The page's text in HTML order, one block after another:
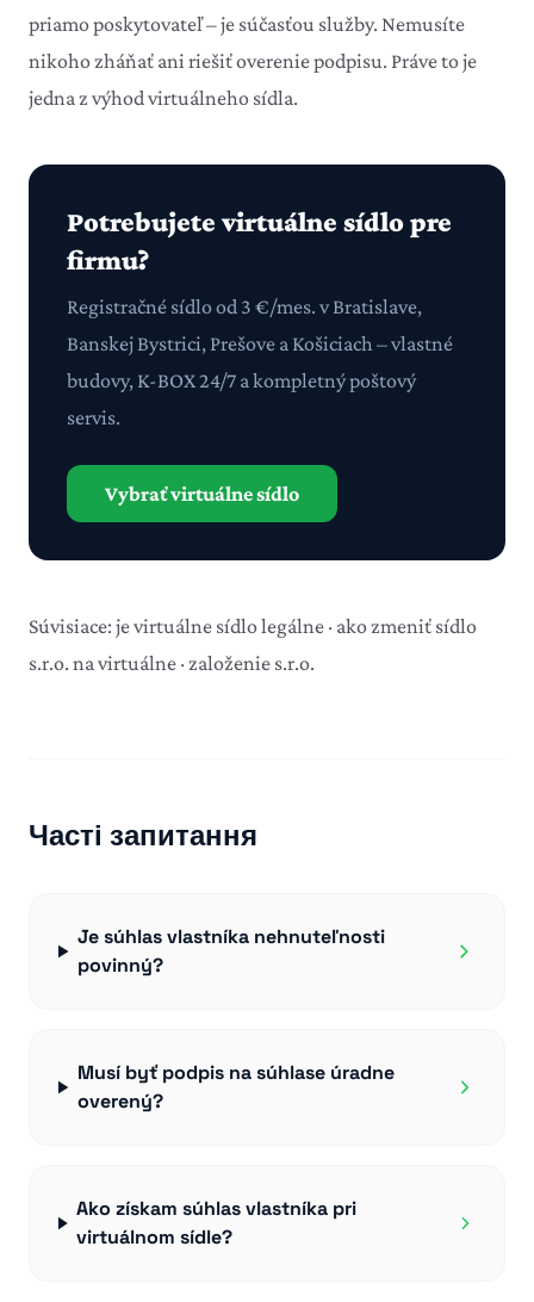
priamo poskytovateľ – je súčasťou služby. Nemusíte
nikoho zháňať ani riešiť overenie podpisu. Práve to je
jedna z výhodvirtuálneho sídla.
Potrebujete virtuálne sídlo pre
firmu?
Registračné sídlo od 3 €/mes. v Bratislave,
Banskej Bystrici, Prešove a Košiciach – vlastné
budovy, K-BOX 24/7 a kompletný poštový
servis.
Vybrať virtuálne sídlo
Súvisiace: je virtuálne sídlo legálne · ako zmeniť sídlo
s.r.o. na virtuálne ·založenie s.r.o.
Часті запитання
Je súhlas vlastníka nehnuteľnosti
povinný?
Musí byť podpis na súhlase úradne
overený?
Ako získam súhlas vlastníka pri
virtuálnom sídle?